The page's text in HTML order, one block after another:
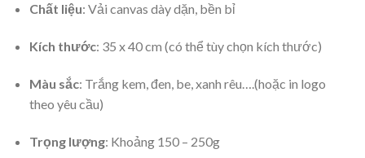
Chất liệu: Vải canvas dày dặn, bền bỉ
Kích thước: 35 x 40 cm (có thể tùy chọn kích thước)
Màu sắc: Trắng kem, đen, be, xanh rêu….(hoặc in logo
theo yêu cầu)
Trọng lượng: Khoảng 150 – 250g